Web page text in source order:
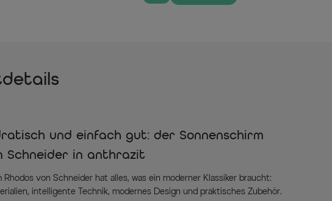
und einfach gut: der Sonnenschirm
Schneider in anthrazit
Rhodos von Schneider hat alles, was ein moderner Klassiker braucht:
intelligente Technik, modernes Design und praktisches Zubehör.